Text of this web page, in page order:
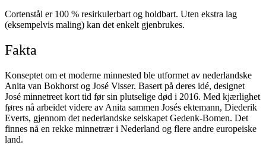
Cortenstål er 100 % resirkulerbart og holdbart. Uten ekstra lag
(eksempelvis maling) kan det enkelt gjenbrukes.
Fakta
Konseptet om et moderne minnested ble utformet av nederlandske
Anita van Bokhorst og José Visser. Basert på deres idé, designet
José minnetreet kort tid før sin plutselige død i 2016. Med kjærlighet
føres nå arbeidet videre av Anita sammen Josés ektemann, Diederik
Everts, gjennom det nederlandske selskapet Gedenk-Bomen. Det
finnes nå en rekke minnetrær i Nederland og flere andre europeiske
land.